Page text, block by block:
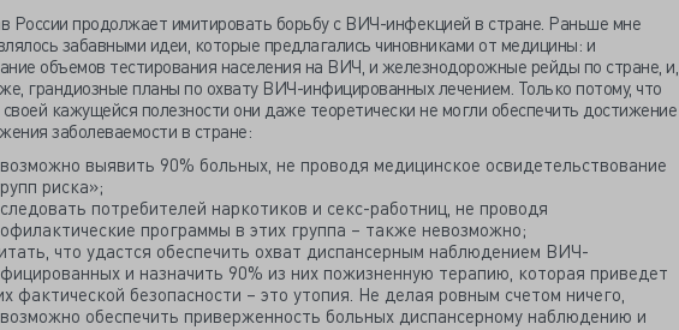
России продолжает имитировать борьбу с ВИЧ-инфекцией в стране. Раньше мне
забавными идеи, которые предлагались чиновниками от медицины: и
объемов тестирования населения на ВИЧ, и железнодорожные рейды по стране, и,
грандиозные планы по охвату ВИЧ-инфицированных лечением. Только потому, что
своей кажущейся полезности они даже теоретически не могли обеспечить достижение
заболеваемости в стране:
выявить 90% больных, не проводя медицинское освидетельствование
риска»;
потребителей наркотиков и секс-работниц, не проводя
программы в этих группа – также невозможно;
что удастся обеспечить охват диспансерным наблюдением ВИЧ-
и назначить 90% из них пожизненную терапию, которая приведет
фактической безопасности – это утопия. Не делая ровным счетом ничего,
обеспечить приверженность больных диспансерному наблюдению и